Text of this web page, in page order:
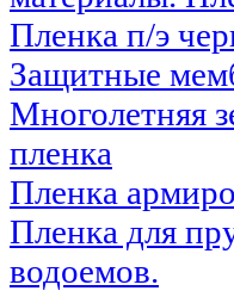
Пленка п/э
Защитные
Многолетняя
пленка
Пленка
Пленка для
водоемов.